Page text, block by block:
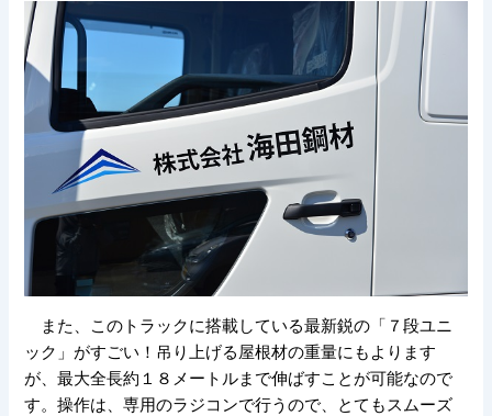
また、このトラックに搭載している最新鋭の「７段ユニ
ック」がすごい！吊り上げる屋根材の重量にもよります
が、最大全長約１８メートルまで伸ばすことが可能なので
す。操作は、専用のラジコンで行うので、とてもスムーズ